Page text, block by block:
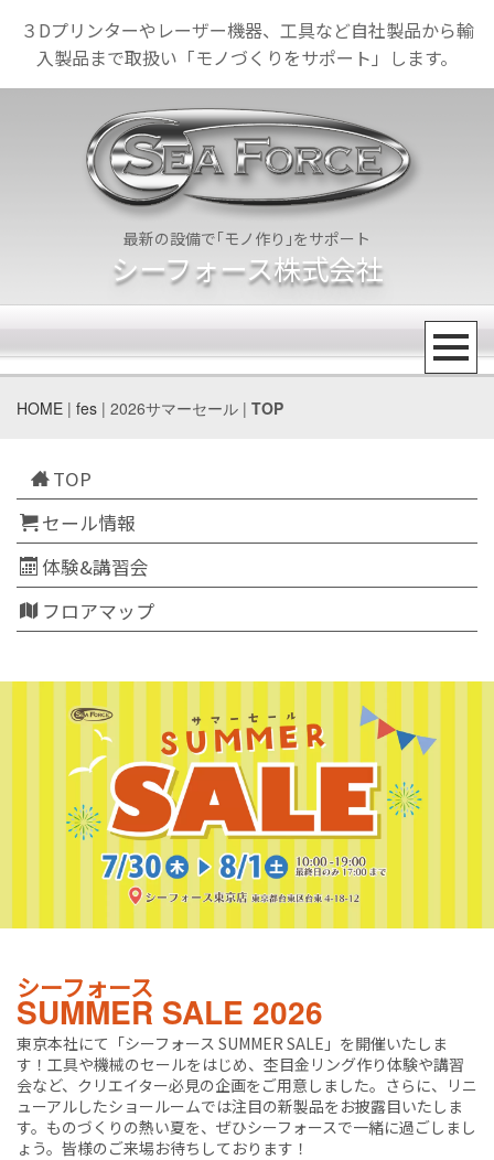
３Dプリンターやレーザー機器、工具など自社製品から輸
入製品まで取扱い「モノづくりをサポート」します。
最新の設備で｢モノ作り｣をサポート
シーフォース株式会社
HOME | fes | 2026サマーセール | TOP
TOP
セール情報
体験&講習会
フロアマップ
シーフォース
SUMMER SALE 2026
東京本社にて「シーフォース SUMMER SALE」を開催いたしま
す！工具や機械のセールをはじめ、杢目金リング作り体験や講習
会など、クリエイター必見の企画をご用意しました。さらに、リニ
ューアルしたショールームでは注目の新製品をお披露目いたしま
す。ものづくりの熱い夏を、ぜひシーフォースで一緒に過ごしまし
ょう。皆様のご来場お待ちしております！